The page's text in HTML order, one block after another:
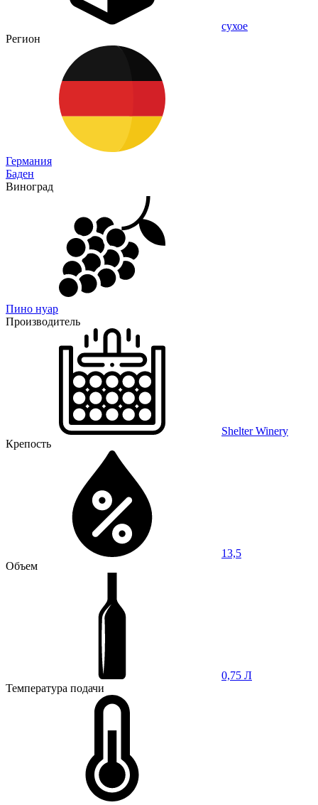
сухое
Регион
Германия
Баден
Виноград
Пино нуар
Производитель
Shelter Winery
Крепость
13,5
Объем
0,75 Л
Температура подачи